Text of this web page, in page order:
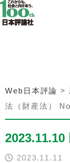
Web日本評論 >
法（財産法）
2023.11.10
2023.11.11